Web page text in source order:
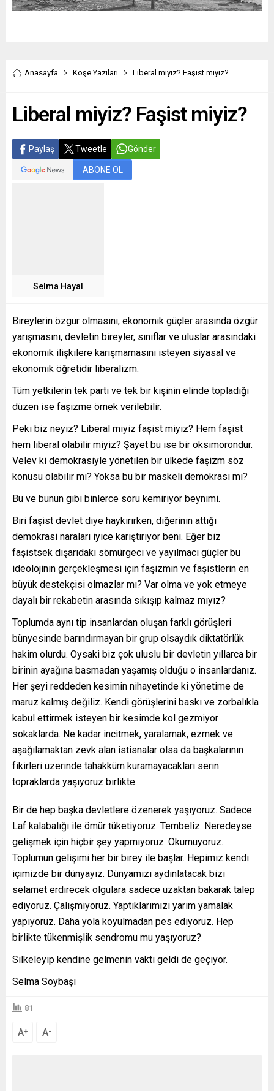
Anasayfa Köşe Yazıları Liberal miyiz? Faşist miyiz?
Liberal miyiz? Faşist miyiz?
Paylaş Tweetle Gönder
ABONE OL
Selma Hayal
Bireylerin özgür olmasını, ekonomik güçler arasında özgür
yarışmasını, devletin bireyler, sınıflar ve uluslar arasındaki
ekonomik ilişkilere karışmamasını isteyen siyasal ve
ekonomik öğretidir liberalizm.
Tüm yetkilerin tek parti ve tek bir kişinin elinde topladığı
düzen ise faşizme örnek verilebilir.
Peki biz neyiz? Liberal miyiz faşist miyiz? Hem faşist
hem liberal olabilir miyiz? Şayet bu ise bir oksimorondur.
Velev ki demokrasiyle yönetilen bir ülkede faşizm söz
konusu olabilir mi? Yoksa bu bir maskeli demokrasi mi?
Bu ve bunun gibi binlerce soru kemiriyor beynimi.
Biri faşist devlet diye haykırırken, diğerinin attığı
demokrasi naraları iyice karıştırıyor beni. Eğer biz
faşistsek dışarıdaki sömürgeci ve yayılmacı güçler bu
ideolojinin gerçekleşmesi için faşizmin ve faşistlerin en
büyük destekçisi olmazlar mı? Var olma ve yok etmeye
dayalı bir rekabetin arasında sıkışıp kalmaz mıyız?
Toplumda aynı tip insanlardan oluşan farklı görüşleri
bünyesinde barındırmayan bir grup olsaydık diktatörlük
hakim olurdu. Oysaki biz çok uluslu bir devletin yıllarca bir
birinin ayağına basmadan yaşamış olduğu o insanlardanız.
Her şeyi reddeden kesimin nihayetinde ki yönetime de
maruz kalmış değiliz. Kendi görüşlerini baskı ve zorbalıkla
kabul ettirmek isteyen bir kesimde kol gezmiyor
sokaklarda. Ne kadar incitmek, yaralamak, ezmek ve
aşağılamaktan zevk alan istisnalar olsa da başkalarının
fikirleri üzerinde tahakküm kuramayacakları serin
topraklarda yaşıyoruz birlikte.
Bir de hep başka devletlere özenerek yaşıyoruz. Sadece
Laf kalabalığı ile ömür tüketiyoruz. Tembeliz. Neredeyse
gelişmek için hiçbir şey yapmıyoruz. Okumuyoruz.
Toplumun gelişimi her bir birey ile başlar. Hepimiz kendi
içimizde bir dünyayız. Dünyamızı aydınlatacak bizi
selamet erdirecek olgulara sadece uzaktan bakarak talep
ediyoruz. Çalışmıyoruz. Yaptıklarımızı yarım yamalak
yapıyoruz. Daha yola koyulmadan pes ediyoruz. Hep
birlikte tükenmişlik sendromu mu yaşıyoruz?
Silkeleyip kendine gelmenin vakti geldi de geçiyor.
Selma Soybaşı
81
A+ A-